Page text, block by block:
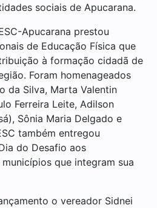
sociais de Apucarana.
Apucarana prestou
de Educação Física que
à formação cidadã de
Foram homenageados
da Silva, Marta Valentin
Ferreira Leite, Adilson
Sônia Maria Delgado e
também entregou
do Desafio aos
que integram sua
o vereador Sidnei